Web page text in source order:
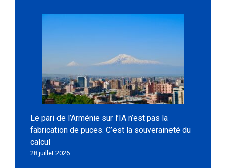
Le pari de l’Arménie sur l’IA n’est pas la
fabrication de puces. C’est la souveraineté du
calcul
28 juillet 2026